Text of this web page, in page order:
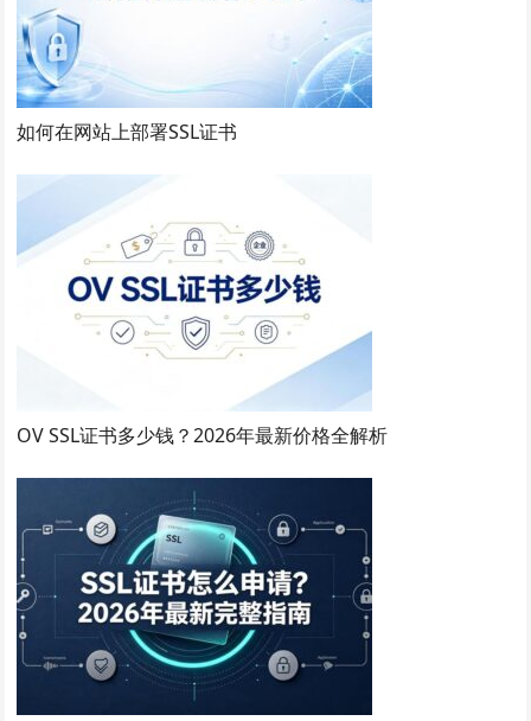
如何在网站上部署SSL证书
OV SSL证书多少钱？2026年最新价格全解析